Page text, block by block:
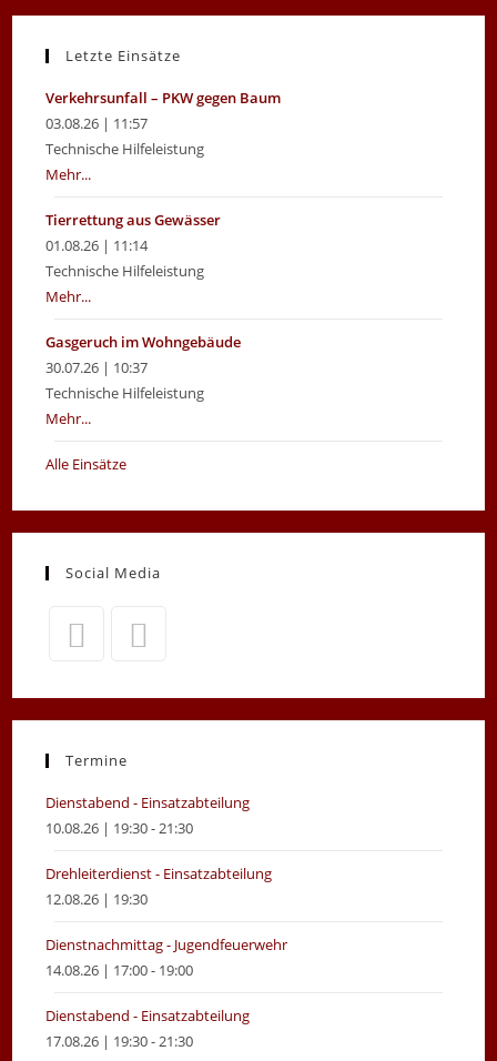
Letzte Einsätze
Verkehrsunfall – PKW gegen Baum
03.08.26 | 11:57
Technische Hilfeleistung
Mehr...
Tierrettung aus Gewässer
01.08.26 | 11:14
Technische Hilfeleistung
Mehr...
Gasgeruch im Wohngebäude
30.07.26 | 10:37
Technische Hilfeleistung
Mehr...
Alle Einsätze
Social Media
in
new
in
new
Termine
Dienstabend - Einsatzabteilung
10.08.26 | 19:30 - 21:30
Drehleiterdienst - Einsatzabteilung
12.08.26 | 19:30
Dienstnachmittag - Jugendfeuerwehr
14.08.26 | 17:00 - 19:00
Dienstabend - Einsatzabteilung
17.08.26 | 19:30 - 21:30